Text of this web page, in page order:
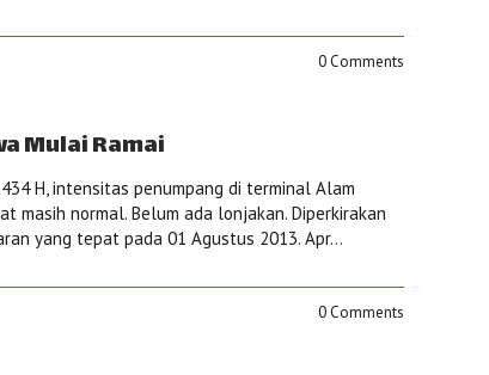
0 Comments
Mulai Ramai
H, intensitas penumpang di terminal Alam
masih normal. Belum ada lonjakan. Diperkirakan
yang tepat pada 01 Agustus 2013. Apr...
0 Comments